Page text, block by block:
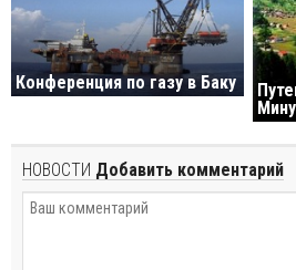
Конференция по газу в Баку
НОВОСТИ Добавить комментарий